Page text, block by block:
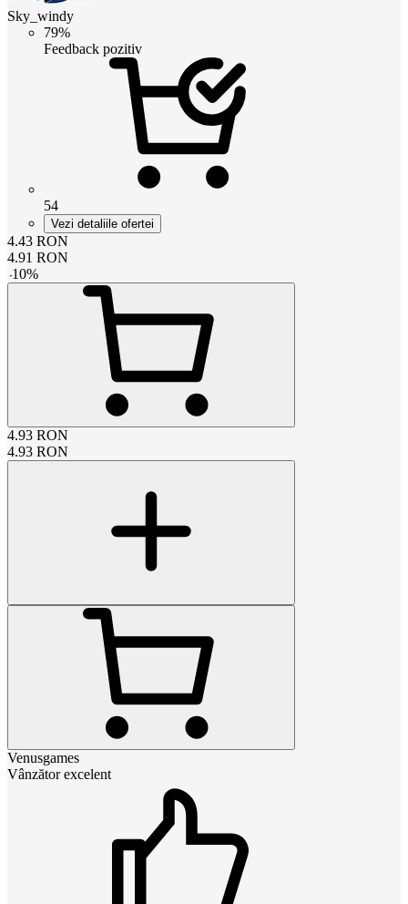
Sky_windy
79%
Feedback pozitiv
54
Vezi detaliile ofertei
4.43 RON
4.91 RON
-10%
4.93 RON
4.93 RON
Venusgames
Vânzător excelent